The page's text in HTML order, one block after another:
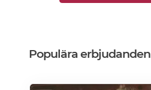
Populära erbjudanden